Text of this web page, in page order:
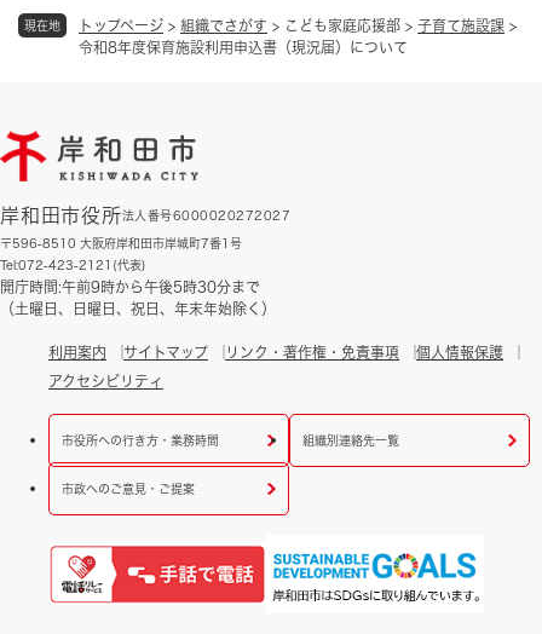
現在地 トップページ > 組織でさがす > こども家庭応援部 > 子育て施設課 >
令和8年度保育施設利用申込書（現況届）について
岸和田市役所法人番号6000020272027
〒596-8510 大阪府岸和田市岸城町7番1号
Tel:072-423-2121(代表)
開庁時間:午前9時から午後5時30分まで
（土曜日、日曜日、祝日、年末年始除く）
利用案内 サイトマップ リンク・著作権・免責事項
個人情報保護
アクセシビリティ
市役所への行き方・業務時間 組織別連絡先一覧
市政へのご意見・ご提案